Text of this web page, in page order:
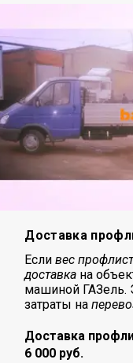
Доставка
Есливес
доставка на
машиной ГАЗель.
затраты на
Доставка
6 000 руб.